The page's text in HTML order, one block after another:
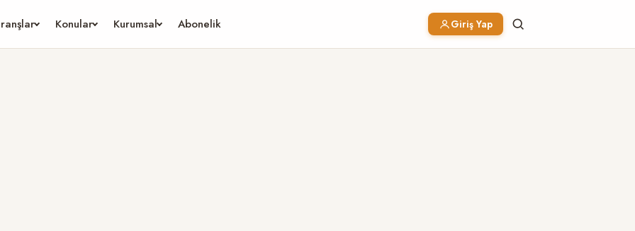
Konular Kurumsal Abonelik Giriş Yap